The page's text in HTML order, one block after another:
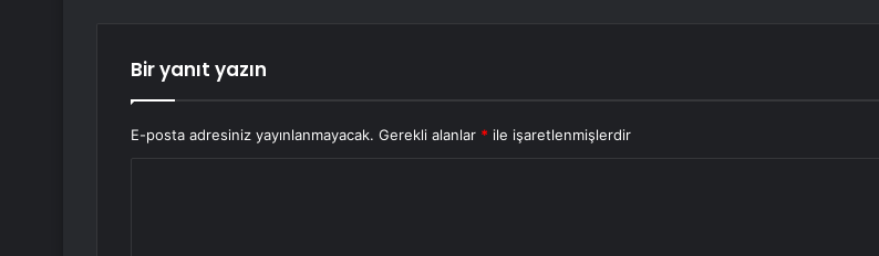
Bir yanıt yazın
E-posta adresiniz yayınlanmayacak. Gerekli alanlar * ile işaretlenmişlerdir